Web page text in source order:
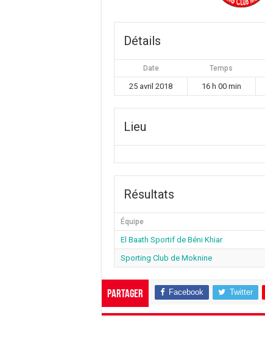
Détails
Date Temps
25 avril 2018 16 h 00 min
Lieu
Résultats
Équipe
El Baath Sportif de Béni Khiar
Sporting Club de Moknine
Partager Facebook Twitter